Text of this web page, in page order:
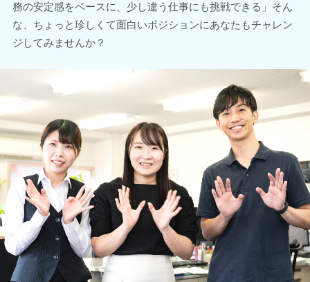
務の安定感をベースに、少し違う仕事にも挑戦できる」そん
な、ちょっと珍しくて面白いポジションにあなたもチャレン
ジしてみませんか？